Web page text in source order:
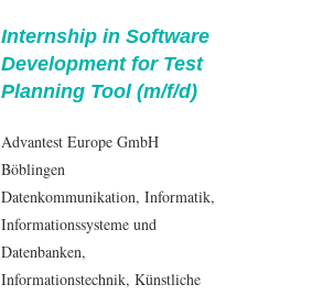
Internship in Software
Development for Test
Planning Tool (m/f/d)
Advantest Europe GmbH
Böblingen
Datenkommunikation, Informatik,
Informationssysteme und
Datenbanken,
Informationstechnik, Künstliche